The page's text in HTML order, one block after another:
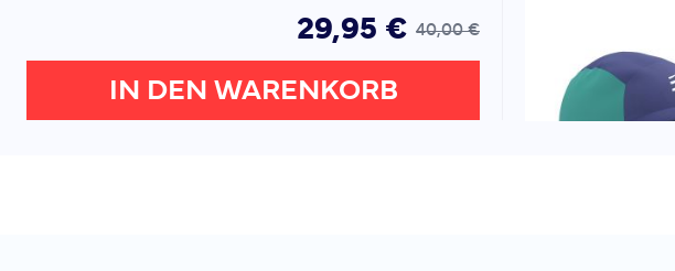
29,95 € 40,00 €
IN DEN WARENKORB